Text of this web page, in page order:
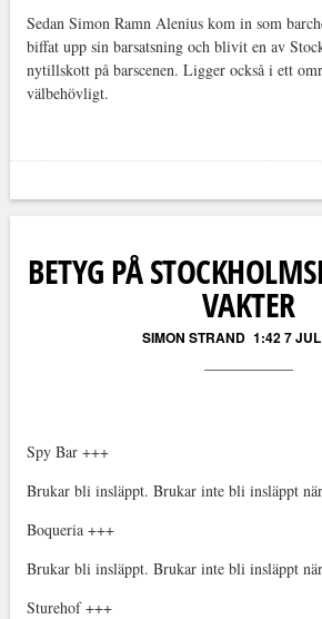
Sedan Simon Ramn Alenius kom in som
biffat upp sin barsatsning och blivit en av
nytillskott på barscenen. Ligger också i ett
välbehövligt.
BETYG PÅ
VAKTER
SIMON STRAND 1:42 7
Spy Bar +++
Brukar bli insläppt. Brukar inte bli insläppt
Boqueria +++
Brukar bli insläppt. Brukar inte bli insläppt
Sturehof +++